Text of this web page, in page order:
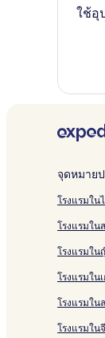
ใช้อุ
จุดหมาย
โรงแรมใน
โรงแรมใน
โรงแรมใ
โรงแรมใน
โรงแรมใน
โรงแรมใน